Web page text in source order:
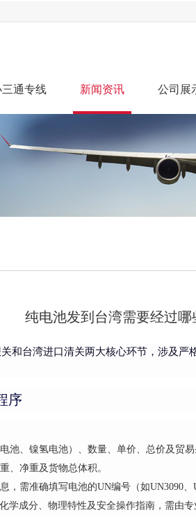
三通专线 新闻资讯 公司展
纯电池发到台湾需要经过哪
和台湾进口清关两大核心环节，涉及
序
池、镍氢电池）、数量、单价、总价及贸易
、净重及货物总体积。
，需准确填写电池的UN编号（如UN3090、
学成分、物理特性及安全操作指南，需由专